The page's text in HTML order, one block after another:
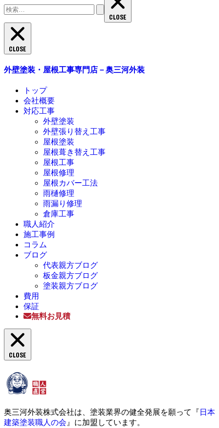
索:
CLOSE
CLOSE
外壁塗装・屋根工事専門店－奥三河外装
トップ
会社概要
対応工事
外壁塗装
外壁張り替え工事
屋根塗装
屋根葺き替え工事
屋根工事
屋根修理
屋根カバー工法
雨樋修理
雨漏り修理
倉庫工事
職人紹介
施工事例
コラム
ブログ
代表親方ブログ
板金親方ブログ
塗装親方ブログ
費用
保証
無料お見積
CLOSE
奥三河外装株式会社は、塗装業界の健全発展を願って『 日本
建築塗装職人の会 』に加盟しています。